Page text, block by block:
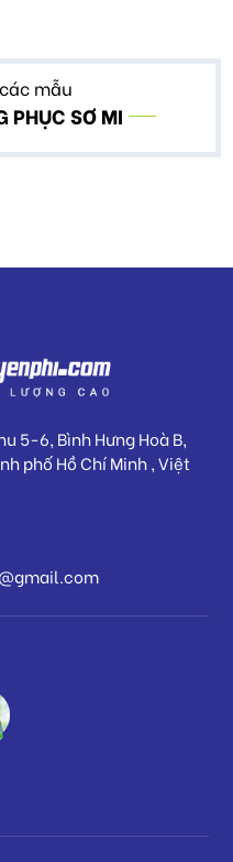
mẫu
PHỤC SƠ MI
5-6, Bình Hưng Hoà B,
phố Hồ Chí Minh , Việt